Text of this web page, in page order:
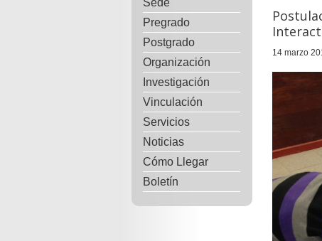
Sede
Pregrado
Postgrado
Organización
Investigación
Vinculación
Servicios
Noticias
Cómo Llegar
Boletín
14 marzo